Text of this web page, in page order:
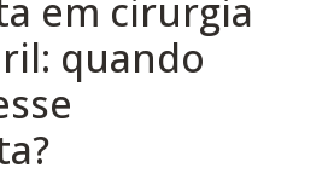
em cirurgia
quando